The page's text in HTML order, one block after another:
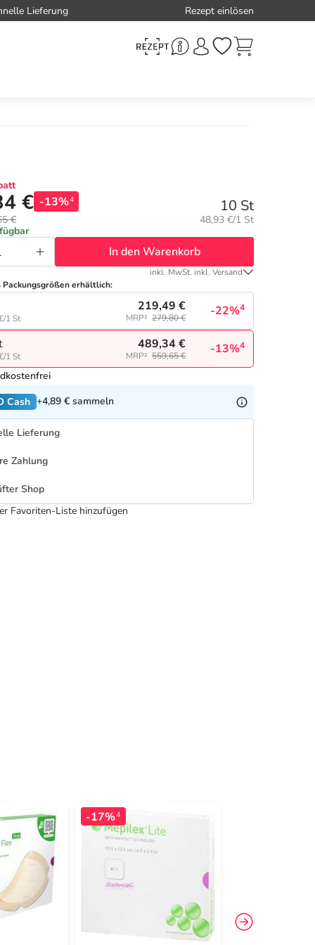
Lieferung Rezept einlösen
€ -13%4
€
10 St
Grundpreis:
48,93 €/1 St
In den Warenkorb
inkl. MwSt. inkl. Versand
Packungsgrößen erhältlich:
1 St
219,49 €
MRP² 279,80 € -22%4
1 St
489,34 €
MRP² 559,65 € -13%4
Cash +4,89 € sammeln
Lieferung
Zahlung
Shop
Favoriten-Liste hinzufügen
-17%4